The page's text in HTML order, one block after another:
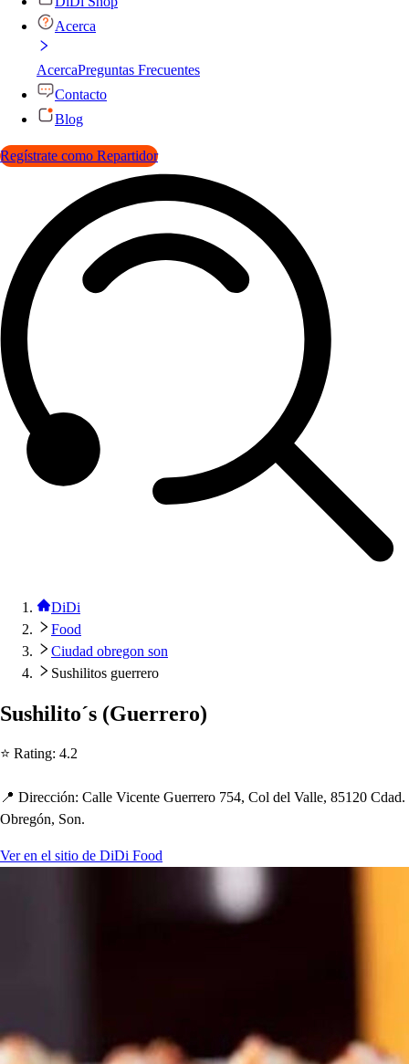
Acerca
AcercaPreguntas Frecuentes
Contacto
Blog
Regístrate como Repartidor
DiDi
Food
Ciudad obregon son
Sushilitos guerrero
Sushilito´s (Guerrero)
⭐ Rating: 4.2
📍 Dirección: Calle Vicente Guerrero 754, Col del Valle, 85120 Cdad.
Obregón, Son.
Ver en el sitio de DiDi Food